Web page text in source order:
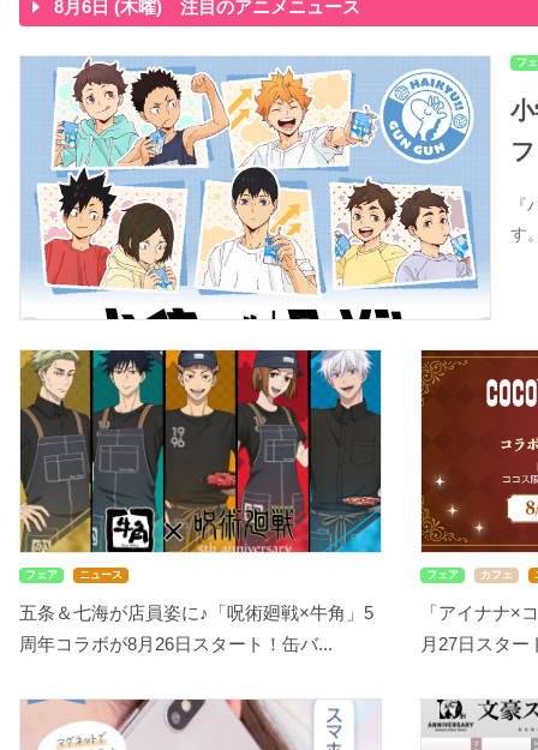
8月6日 (木曜) 注目のアニメニュース
フ
す
フェア ニュース
五条＆七海が店員姿に♪「呪術廻戦×牛角」5
周年コラボが8月26日スタート！缶バ...
フェア カフェ
「アイナナ×
月27日スター